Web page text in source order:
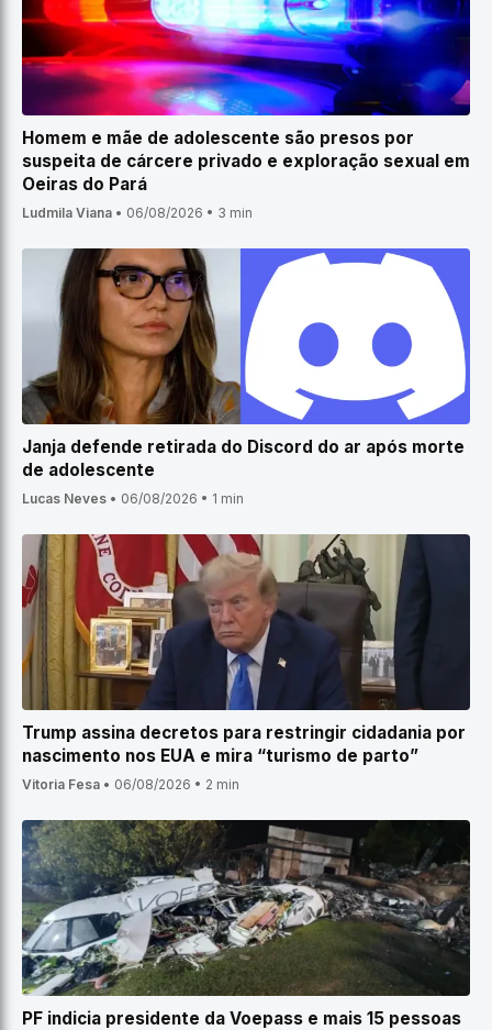
Homem e mãe de adolescente são presos por
suspeita de cárcere privado e exploração sexual em
Oeiras do Pará
Ludmila Viana • 06/08/2026 • 3 min
Janja defende retirada do Discord do ar após morte
de adolescente
Lucas Neves • 06/08/2026 • 1 min
Trump assina decretos para restringir cidadania por
nascimento nos EUA e mira “turismo de parto”
Vitoria Fesa • 06/08/2026 • 2 min
PF indicia presidente da Voepass e mais 15 pessoas